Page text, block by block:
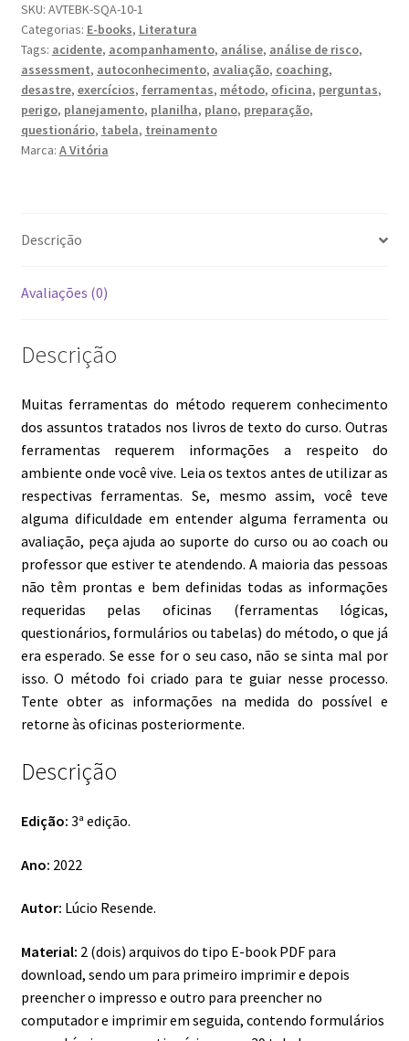
Ameaças,
Crises
e
Desastres
3ª
Edição
quantidade
SKU: AVTEBK-SQA-10-1
Categorias: E-books, Literatura
Tags: acidente, acompanhamento, análise, análise de risco,
assessment, autoconhecimento, avaliação, coaching,
desastre, exercícios, ferramentas, método, oficina, perguntas,
perigo, planejamento, planilha, plano, preparação,
questionário, tabela, treinamento
Marca: A Vitória
Descrição
Avaliações (0)
Descrição
Muitas ferramentas do método requerem conhecimento
dos assuntos tratados nos livros de texto do curso. Outras
ferramentas requerem informações a respeito do
ambiente onde você vive. Leia os textos antes de utilizar as
respectivas ferramentas. Se, mesmo assim, você teve
alguma dificuldade em entender alguma ferramenta ou
avaliação, peça ajuda ao suporte do curso ou ao coach ou
professor que estiver te atendendo. A maioria das pessoas
não têm prontas e bem definidas todas as informações
requeridas pelas oficinas (ferramentas lógicas,
questionários, formulários ou tabelas) do método, o que já
era esperado. Se esse for o seu caso, não se sinta mal por
isso. O método foi criado para te guiar nesse processo.
Tente obter as informações na medida do possível e
retorne às oficinas posteriormente.
Descrição
Edição: 3ª edição.
Ano: 2022
Autor: Lúcio Resende.
Material: 2 (dois) arquivos do tipo E-book PDF para
download, sendo um para primeiro imprimir e depois
preencher o impresso e outro para preencher no
computador e imprimir em seguida, contendo formulários